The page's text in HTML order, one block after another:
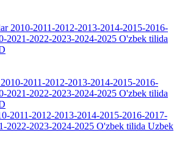
2011-2012-2013-2014-2015-2016-
2021-2022-2023-2024-2025 O'zbek tilida